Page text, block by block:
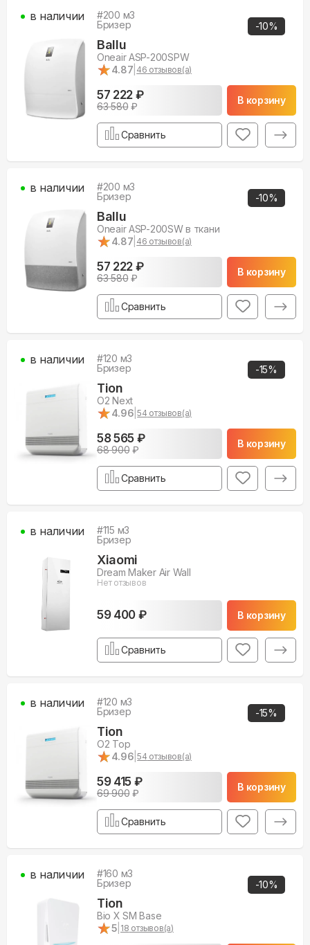
-10%
#200 м3
Бризер
Ballu
Oneair ASP-200SPW
★
★4.87 46 отзывов(а)
57 222 ₽
63 580₽
В корзину
в наличии
Сравнить
-10%
#200 м3
Бризер
Ballu
Oneair ASP-200SW в ткани
★
★4.87 46 отзывов(а)
57 222 ₽
63 580₽
В корзину
в наличии
Сравнить
-15%
#120 м3
Бризер
Tion
O2 Next
★
★4.96 |54 отзывов(а)
58 565 ₽
68 900₽
В корзину
в наличии
Сравнить
#115 м3
Бризер
Xiaomi
Dream Maker Air Wall
Нет отзывов
59 400 ₽ В корзину
в наличии
Сравнить
-15%
#120 м3
Бризер
Tion
O2 Top
★
★4.96 |54 отзывов(а)
59 415 ₽
69 900₽
В корзину
в наличии
Сравнить
-10%
#160 м3
Бризер
Tion
Bio X SM Base
★
★5 18 отзывов(а)
в наличии